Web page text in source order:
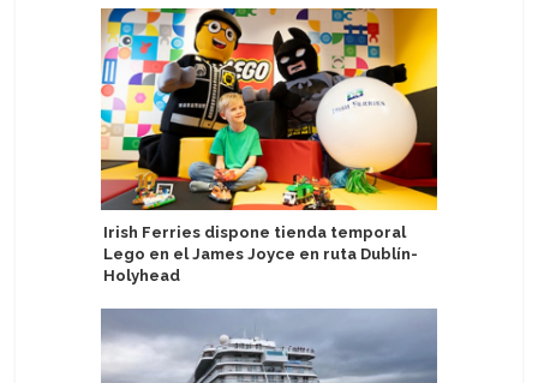
Irish Ferries dispone tienda temporal
Lego en el James Joyce en ruta Dublín-
Holyhead